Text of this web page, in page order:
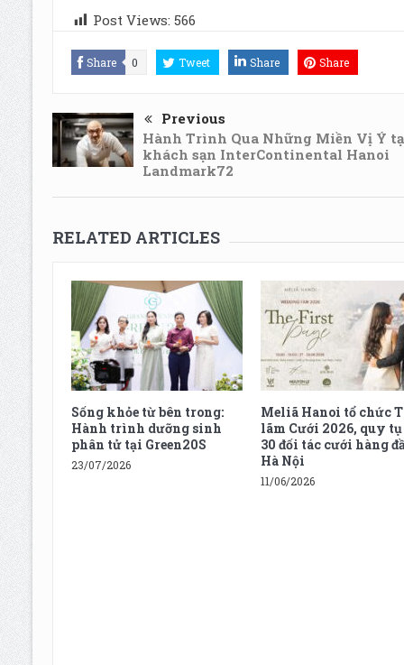
Post Views: 566
Share 0 Tweet Share Share
Previous
Hành Trình Qua Những Miền Vị Ý
khách sạn InterContinental Hanoi
Landmark72
RELATED ARTICLES
Sống khỏe từ bên trong:
Hành trình dưỡng sinh
phân tử tại Green20S
23/07/2026
Meliã Hanoi tổ chức
lãm Cưới 2026, quy
30 đối tác cưới hàng
Hà Nội
11/06/2026